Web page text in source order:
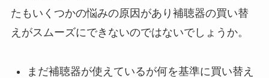
たもいくつかの悩みの原因があり補聴器の買い替
えがスムーズにできないのではないでしょうか。
まだ補聴器が使えているが何を基準に買い替え